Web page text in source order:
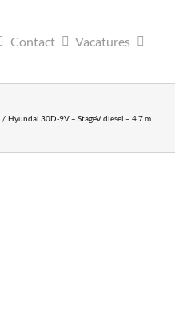
Contact Vacatures
Hyundai 30D-9V – StageV diesel – 4.7 m